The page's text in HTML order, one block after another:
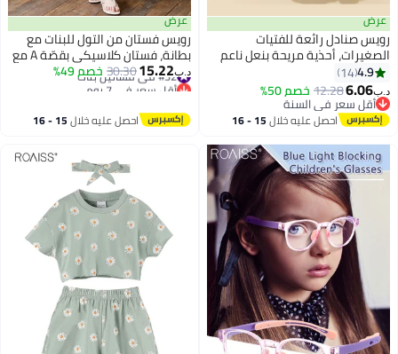
6
عرض
رويس صنادل رائعة للفتيات
الصغيرات، أحذية مريحة بنعل ناعم
مانع للانزلاق، شباشب قابلة للتنفس
بزخارف زهور رائعة، أحذية سهلة
الارتداء للفتيات الصغيرات، مناسبة
للشاطئ والارتداء اليومي
والمناسبات غير الرسمية
4.9
14
د.ب‏6.06
12.28خصم 50%
أقل سعر في السنة
أقل سعر في السنة
احصل عليه خلال 15 - 16
عرض
رويس فستان من التول للبنات مع
بطانة، فستان كلاسيكي بقصّة A مع
سحاب خلفي، فستان برقبة مربعة
وأكمام منفوخة، فستان أنيق
مناسب للارتداء اليومي وحفلات
أعياد الميلاد أو أي مناسبة
د.ب‏15.22
30.30خصم 49% #32 في فساتين بنات
أقل سعر في 7 يوم
#32 في فساتين بنات
احصل عليه خلال 15 - 16